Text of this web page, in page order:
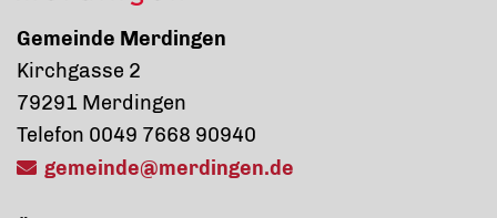
Gemeinde Merdingen
Kirchgasse 2
79291 Merdingen
Telefon 0049 7668 90940
gemeinde@merdingen.de